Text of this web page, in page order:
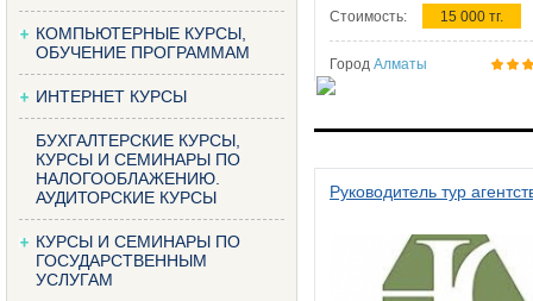
КОМПЬЮТЕРНЫЕ КУРСЫ,
ОБУЧЕНИЕ ПРОГРАММАМ
ИНТЕРНЕТ КУРСЫ
БУХГАЛТЕРСКИЕ КУРСЫ,
КУРСЫ И СЕМИНАРЫ ПО
НАЛОГООБЛАЖЕНИЮ.
АУДИТОРСКИЕ КУРСЫ
КУРСЫ И СЕМИНАРЫ ПО
ГОСУДАРСТВЕННЫМ
УСЛУГАМ
Стоимость: 15 000 тг.
Город Алматы
Руководитель тур